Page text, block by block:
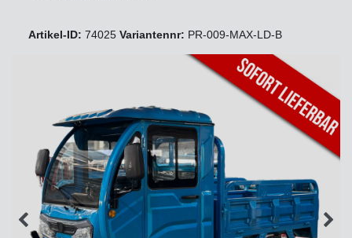
Artikel-ID: 74025 Variantennr: PR-009-MAX-LD-B